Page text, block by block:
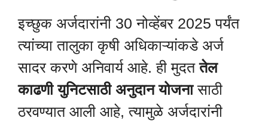
इच्छुक अर्जदारांनी 30 नोव्हेंबर 2025 पर्यंत
त्यांच्या तालुका कृषी अधिकाऱ्यांकडे अर्ज
सादर करणे अनिवार्य आहे. ही मुदततेल
काढणी युनिटसाठी अनुदान योजनासाठी
ठरवण्यात आली आहे, त्यामुळे अर्जदारांनी